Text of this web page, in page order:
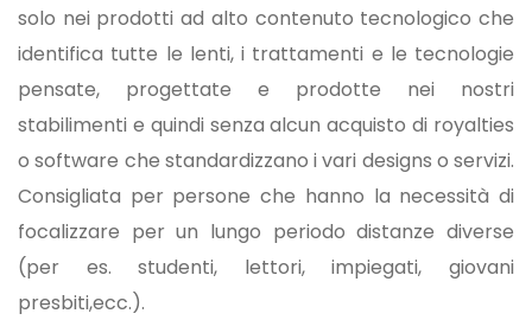
solo nei prodotti ad alto contenuto tecnologico che
identifica tutte le lenti, i trattamenti e le tecnologie
pensate, progettate e prodotte nei nostri
stabilimenti e quindi senza alcun acquisto di royalties
o software che standardizzano i vari designs o servizi.
Consigliata per persone che hanno la necessità di
focalizzare per un lungo periodo distanze diverse
(per es. studenti, lettori, impiegati, giovani
presbiti,ecc.).